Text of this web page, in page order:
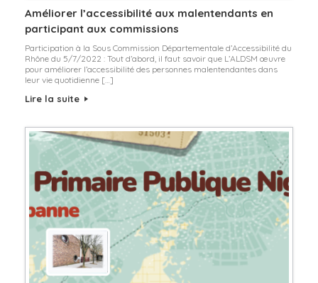
Améliorer l’accessibilité aux malentendants en
participant aux commissions
Participation à la Sous Commission Départementale d’Accessibilité du
Rhône du 5/7/2022 : Tout d’abord, il faut savoir que L’ALDSM œuvre
pour améliorer l’accessibilité des personnes malentendantes dans
leur vie quotidienne […]
Lire la suite